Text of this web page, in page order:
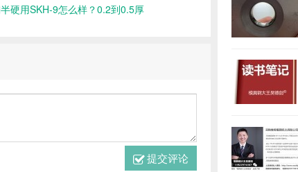
硬用SKH-9怎么样？0.2到0.5厚
提交评论